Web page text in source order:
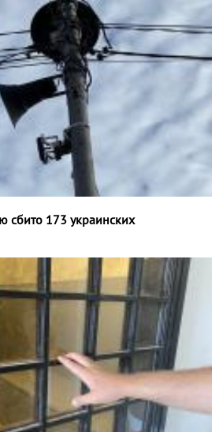
сбито 173 украинских